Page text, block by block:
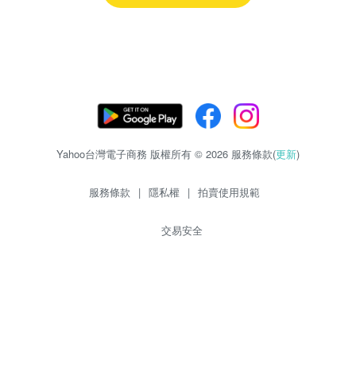
Yahoo台灣電子商務 版權所有 © 2026 服務條款(更新)
服務條款 | 隱私權 | 拍賣使用規範
交易安全